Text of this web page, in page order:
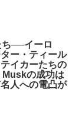
──イーロ
ー・ティール
イカーたちの
の成功は
人への電凸が